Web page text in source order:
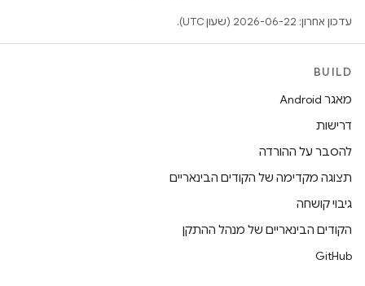
עדכון אחרון: 2026-06-22 (שעון UTC).
BUILD
מאגר Android
דרישות
להסבר על ההורדה
תצוגה מקדימה של הקודים הבינאריים
גיבוי קושחה
הקודים הבינאריים של מנהל ההתקן
GitHub